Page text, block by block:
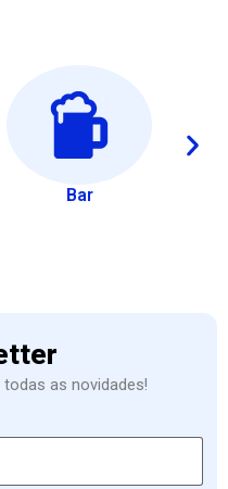
Bar
as novidades!